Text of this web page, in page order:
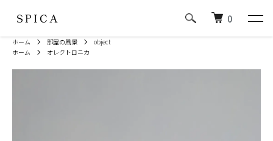
0
ホーム 部屋の風景
object
ホーム
オレクトロニカ